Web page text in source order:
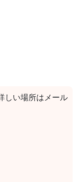
しい場所はメール